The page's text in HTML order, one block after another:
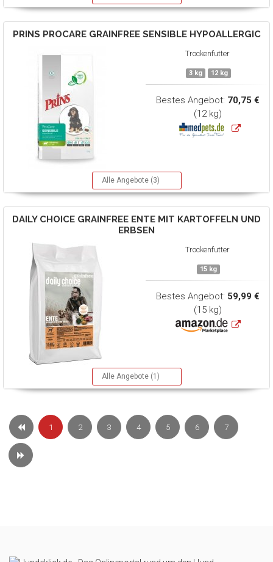
PRINS PROCARE GRAINFREE SENSIBLE HYPOALLERGIC
Trockenfutter
3 kg 12 kg
Bestes Angebot: 70,75 €
(12 kg)
Alle Angebote (3)
DAILY CHOICE GRAINFREE ENTE MIT KARTOFFELN UND
ERBSEN
Trockenfutter
15 kg
Bestes Angebot: 59,99 €
(15 kg)
Alle Angebote (1)
1 2 3 4 5 6 7